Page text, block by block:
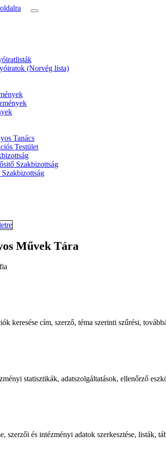
(Norvég lista)
Tanács
Testület
Szakbizottság
Művek Tára
keresése cím, szerző, téma szerinti szűrési,
statisztikák, adatszolgáltatások, ellenőrző
szerzői és intézményi adatok szerkesztése, listák,